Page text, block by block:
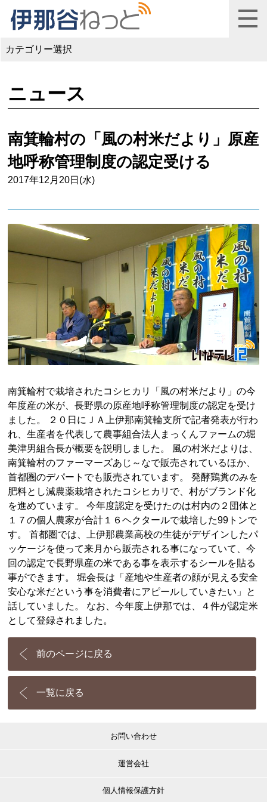
カテゴリー選択
ニュース
南箕輪村の「風の村米だより」原産
地呼称管理制度の認定受ける
2017年12月20日(水)
南箕輪村で栽培されたコシヒカリ「風の村米だより」の今
年度産の米が、長野県の原産地呼称管理制度の認定を受け
ました。 ２０日にＪＡ上伊那南箕輪支所で記者発表が行わ
れ、生産者を代表して農事組合法人まっくんファームの堀
美津男組合長が概要を説明しました。 風の村米だよりは、
南箕輪村のファーマーズあじ～なで販売されているほか、
首都圏のデパートでも販売されています。 発酵鶏糞のみを
肥料とし減農薬栽培されたコシヒカリで、村がブランド化
を進めています。 今年度認定を受けたのは村内の２団体と
１７の個人農家が合計１６ヘクタールで栽培した99トンで
す。 首都圏では、上伊那農業高校の生徒がデザインしたパ
ッケージを使って来月から販売される事になっていて、今
回の認定で長野県産の米である事を表示するシールを貼る
事ができます。 堀会長は「産地や生産者の顔が見える安全
安心な米だという事を消費者にアピールしていきたい」と
話していました。 なお、今年度上伊那では、４件が認定米
として登録されました。
前のページに戻る
一覧に戻る
お問い合わせ
運営会社
個人情報保護方針